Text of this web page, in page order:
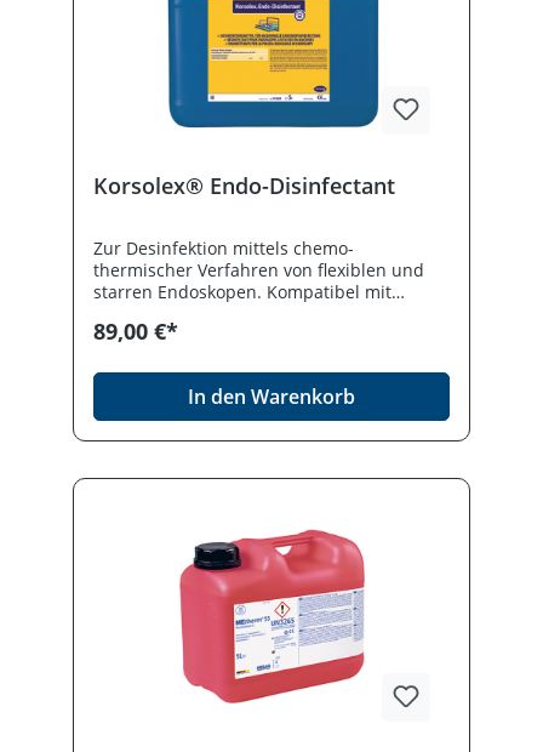
Korsolex® Endo-Disinfectant
Zur Desinfektion mittels chemo-
thermischer Verfahren von flexiblen und
starren Endoskopen. Kompatibel mit
fomaldehydfrei. Bakterizid, fungizid,
Adeno-, Polio-, Vacciniaviren), sporizid.
Wirksam gegenüber antibiotikaresistenten
Keimen, Helicobacter pylori und
Spulwurmeiern. Desinfektionsmittel
89,00 €*
In den Warenkorb